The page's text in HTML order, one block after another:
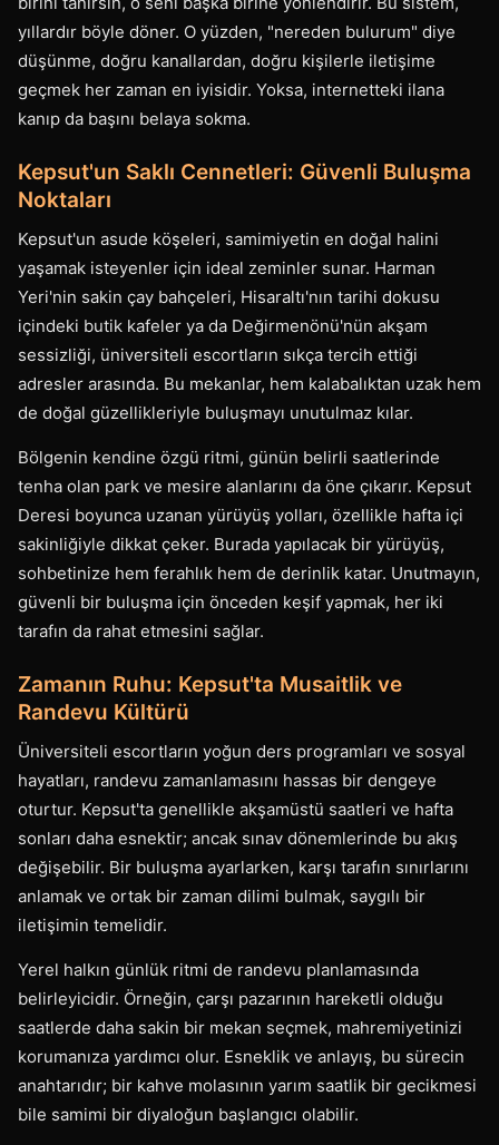
yıllardır böyle döner. O yüzden, "nereden bulurum" diye
düşünme, doğru kanallardan, doğru kişilerle iletişime
geçmek her zaman en iyisidir. Yoksa, internetteki ilana
kanıp da başını belaya sokma.
Kepsut'un Saklı Cennetleri: Güvenli Buluşma
Noktaları
Kepsut'un asude köşeleri, samimiyetin en doğal halini
yaşamak isteyenler için ideal zeminler sunar. Harman
Yeri'nin sakin çay bahçeleri, Hisaraltı'nın tarihi dokusu
içindeki butik kafeler ya da Değirmenönü'nün akşam
sessizliği, üniversiteli escortların sıkça tercih ettiği
adresler arasında. Bu mekanlar, hem kalabalıktan uzak hem
de doğal güzellikleriyle buluşmayı unutulmaz kılar.
Bölgenin kendine özgü ritmi, günün belirli saatlerinde
tenha olan park ve mesire alanlarını da öne çıkarır. Kepsut
Deresi boyunca uzanan yürüyüş yolları, özellikle hafta içi
sakinliğiyle dikkat çeker. Burada yapılacak bir yürüyüş,
sohbetinize hem ferahlık hem de derinlik katar. Unutmayın,
güvenli bir buluşma için önceden keşif yapmak, her iki
tarafın da rahat etmesini sağlar.
Zamanın Ruhu: Kepsut'ta Musaitlik ve
Randevu Kültürü
Üniversiteli escortların yoğun ders programları ve sosyal
hayatları, randevu zamanlamasını hassas bir dengeye
oturtur. Kepsut'ta genellikle akşamüstü saatleri ve hafta
sonları daha esnektir; ancak sınav dönemlerinde bu akış
değişebilir. Bir buluşma ayarlarken, karşı tarafın sınırlarını
anlamak ve ortak bir zaman dilimi bulmak, saygılı bir
iletişimin temelidir.
Yerel halkın günlük ritmi de randevu planlamasında
belirleyicidir. Örneğin, çarşı pazarının hareketli olduğu
saatlerde daha sakin bir mekan seçmek, mahremiyetinizi
korumanıza yardımcı olur. Esneklik ve anlayış, bu sürecin
anahtarıdır; bir kahve molasının yarım saatlik bir gecikmesi
bile samimi bir diyaloğun başlangıcı olabilir.